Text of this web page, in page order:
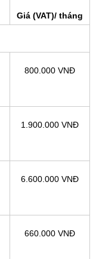
Giá (VAT)/ tháng
800.000 VNĐ
1.900.000 VNĐ
6.600.000 VNĐ
660.000 VNĐ